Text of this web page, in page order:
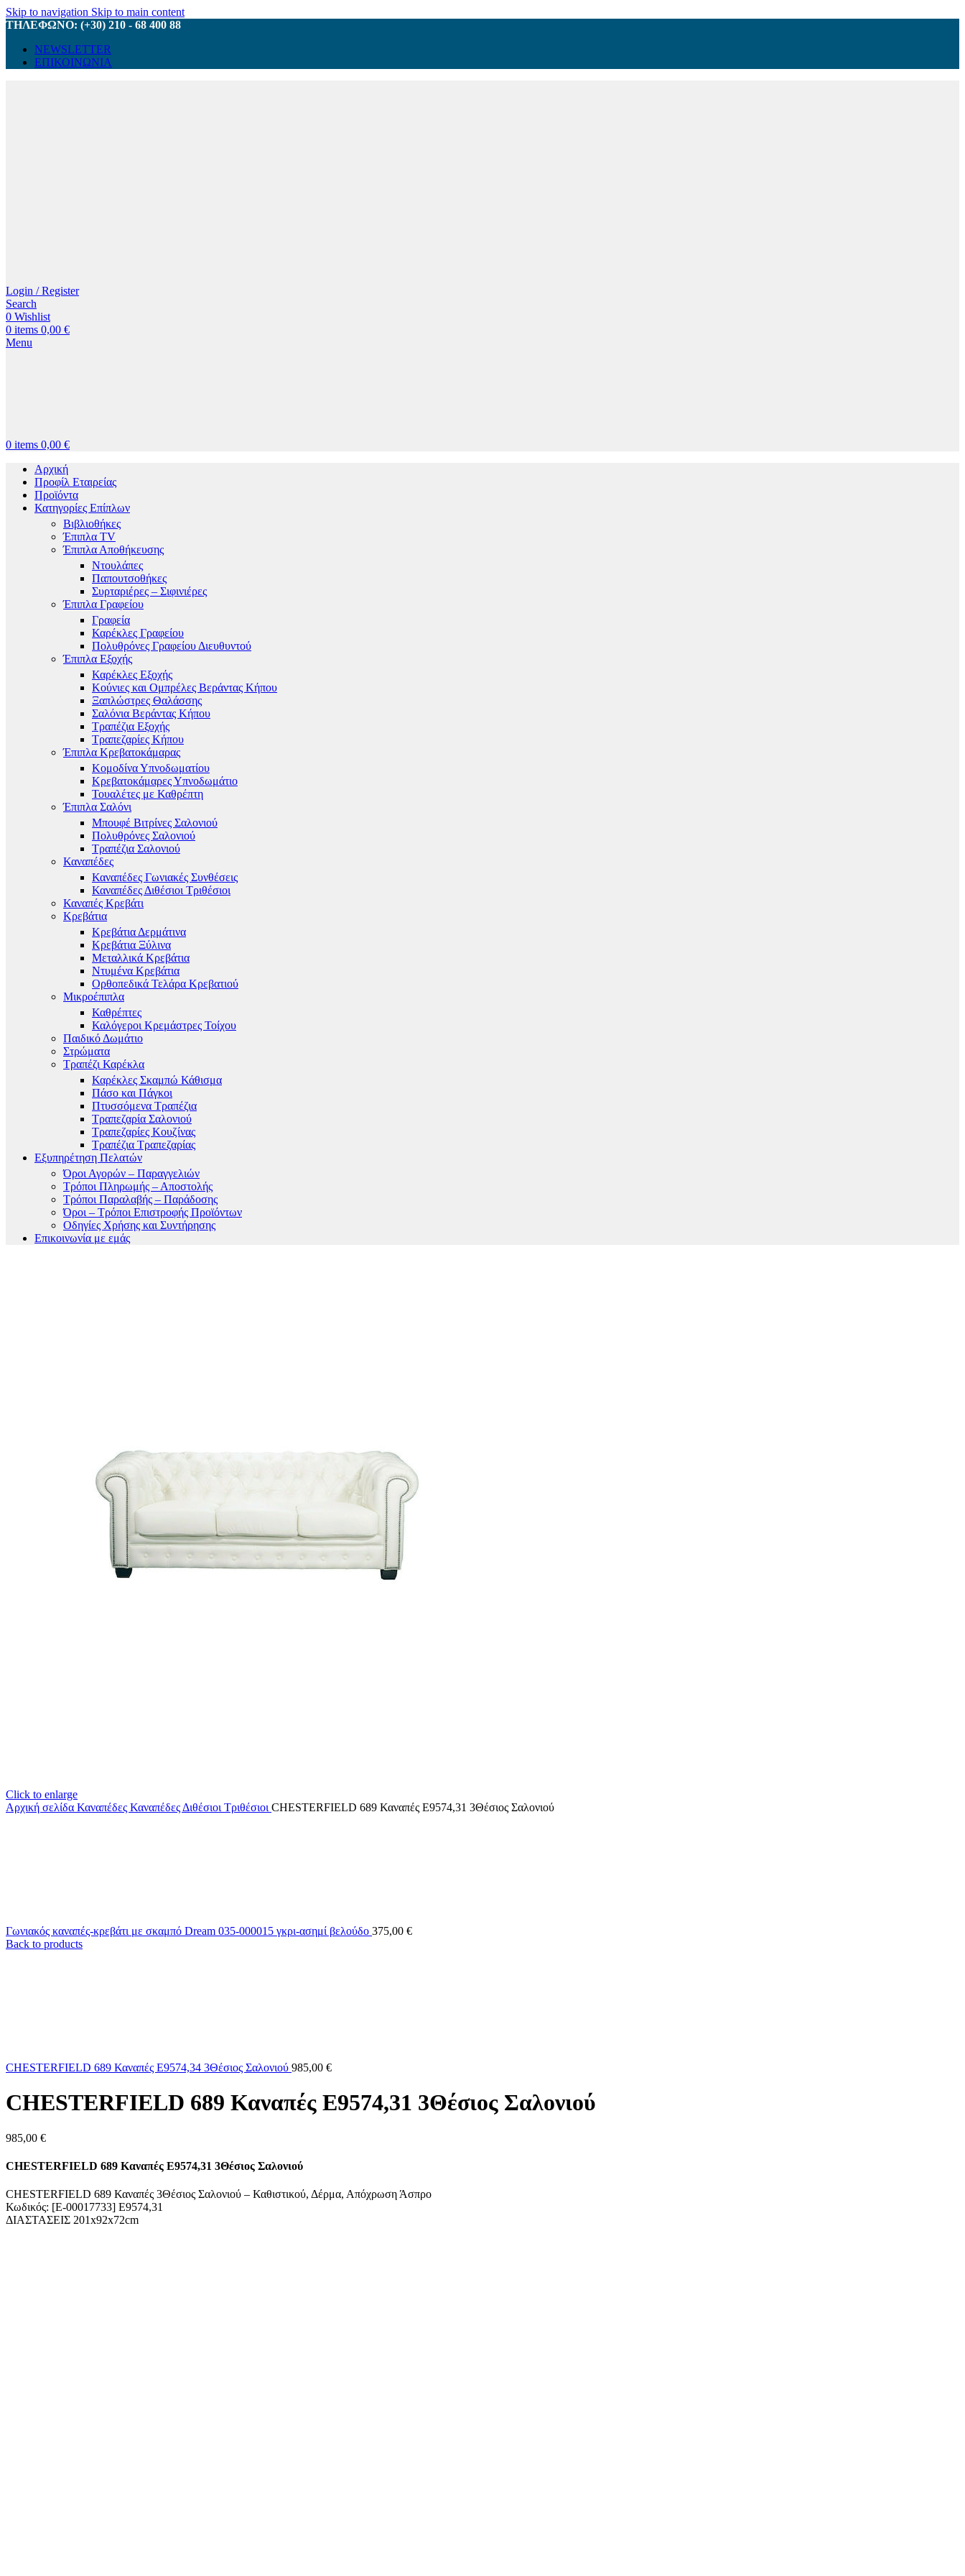
Skip to navigation Skip to main content
ΤΗΛΕΦΩΝΟ: (+30) 210 - 68 400 88
NEWSLETTER
ΕΠΙΚΟΙΝΩΝΙΑ
Login / Register
Search
0 Wishlist
0 items 0,00 €
Menu
0 items 0,00 €
Αρχική
Προφίλ Εταιρείας
Προϊόντα
Κατηγορίες Επίπλων
Βιβλιοθήκες
Έπιπλα TV
Έπιπλα Αποθήκευσης
Ντουλάπες
Παπουτσοθήκες
Συρταριέρες – Σιφινιέρες
Έπιπλα Γραφείου
Γραφεία
Καρέκλες Γραφείου
Πολυθρόνες Γραφείου Διευθυντού
Έπιπλα Εξοχής
Καρέκλες Εξοχής
Κούνιες και Ομπρέλες Βεράντας Κήπου
Ξαπλώστρες Θαλάσσης
Σαλόνια Βεράντας Κήπου
Τραπέζια Εξοχής
Τραπεζαρίες Κήπου
Έπιπλα Κρεβατοκάμαρας
Κομοδίνα Υπνοδωματίου
Κρεβατοκάμαρες Υπνοδωμάτιο
Τουαλέτες με Καθρέπτη
Έπιπλα Σαλόνι
Μπουφέ Βιτρίνες Σαλονιού
Πολυθρόνες Σαλονιού
Τραπέζια Σαλονιού
Καναπέδες
Καναπέδες Γωνιακές Συνθέσεις
Καναπέδες Διθέσιοι Τριθέσιοι
Καναπές Κρεβάτι
Κρεβάτια
Κρεβάτια Δερμάτινα
Κρεβάτια Ξύλινα
Μεταλλικά Κρεβάτια
Ντυμένα Κρεβάτια
Ορθοπεδικά Τελάρα Κρεβατιού
Μικροέπιπλα
Καθρέπτες
Καλόγεροι Κρεμάστρες Τοίχου
Παιδικό Δωμάτιο
Στρώματα
Τραπέζι Καρέκλα
Καρέκλες Σκαμπώ Κάθισμα
Πάσο και Πάγκοι
Πτυσσόμενα Τραπέζια
Τραπεζαρία Σαλονιού
Τραπεζαρίες Κουζίνας
Τραπέζια Τραπεζαρίας
Εξυπηρέτηση Πελατών
Όροι Αγορών – Παραγγελιών
Τρόποι Πληρωμής – Αποστολής
Τρόποι Παραλαβής – Παράδοσης
Όροι – Τρόποι Επιστροφής Προϊόντων
Οδηγίες Χρήσης και Συντήρησης
Επικοινωνία με εμάς
Click to enlarge
Αρχική σελίδα Καναπέδες Καναπέδες Διθέσιοι Τριθέσιοι CHESTERFIELD 689 Καναπές Ε9574,31 3Θέσιος Σαλονιού
Γωνιακός καναπές-κρεβάτι με σκαμπό Dream 035-000015 γκρι-ασημί βελούδο 375,00 €
Back to products
CHESTERFIELD 689 Καναπές Ε9574,34 3Θέσιος Σαλονιού 985,00 €
CHESTERFIELD 689 Καναπές Ε9574,31 3Θέσιος Σαλονιού
985,00 €
CHESTERFIELD 689 Καναπές Ε9574,31 3Θέσιος Σαλονιού
CHESTERFIELD 689 Καναπές 3Θέσιος Σαλονιού – Καθιστικού, Δέρμα, Απόχρωση Άσπρο
Κωδικός: [Ε-00017733] Ε9574,31
ΔΙΑΣΤΑΣΕΙΣ 201x92x72cm